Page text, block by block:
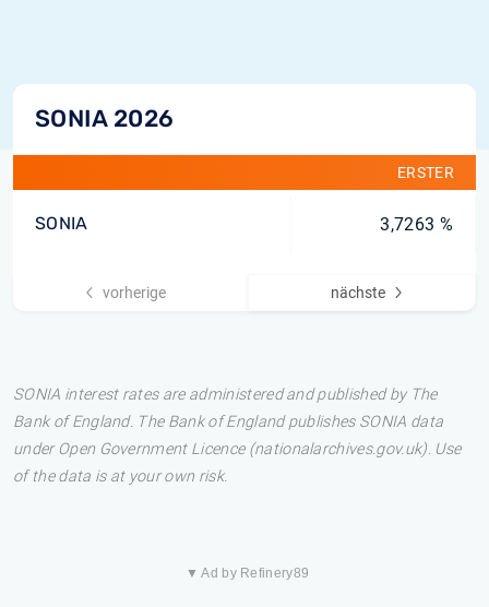
SONIA 2026
ERSTER
SONIA 3,7263 %
vorherige nächste
SONIA interest rates are administered and published by The
Bank of England. The Bank of England publishes SONIA data
under Open Government Licence (nationalarchives.gov.uk). Use
of the data is at your own risk.
▼ Ad by Refinery89